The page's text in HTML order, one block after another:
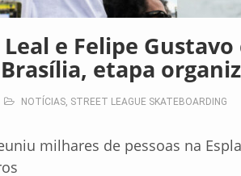
Leal e Felipe
Brasília, etapa
NOTÍCIAS, STREET LEAGUE SKATEBOARDING
milhares de pessoas na